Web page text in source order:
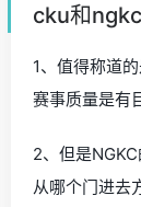
cku和
1、值得称道
赛事质量是有
2、但是
从哪个门进去